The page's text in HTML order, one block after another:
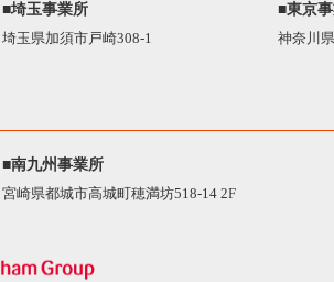
■埼玉事業所
埼玉県加須市戸崎308-1
■東京
神奈川
■南九州事業所
宮崎県都城市高城町穂満坊518-14 2F